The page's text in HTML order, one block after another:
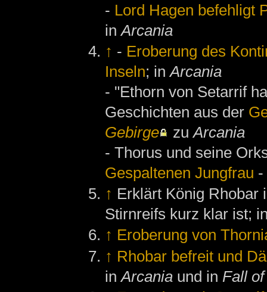
- Lord Hagen befehligt
inArcania
↑ - Eroberung des
Inseln; inArcania
- "Ethorn von Setarrif
Geschichten aus der
Gebirge
zuArcania
- Thorus und seine
Gespaltenen Jungfrau
↑ Erklärt König Rhobar
Stirnreifs kurz klar ist;
↑ Eroberung von
↑ Rhobar befreit und
inArcania und in Fall